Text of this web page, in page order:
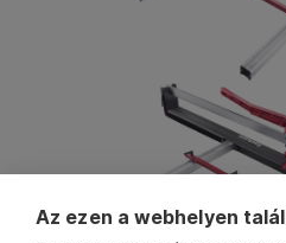
Az ezen a webhelyen